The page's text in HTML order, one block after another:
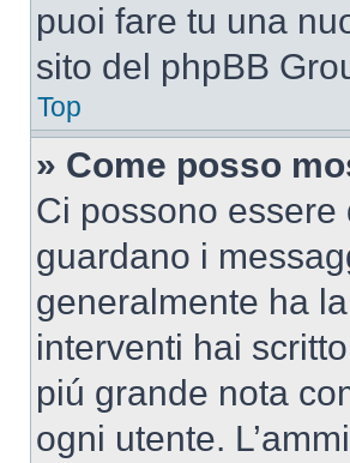
puoi fare tu una
sito del phpBB
Top
» Come posso
Ci possono
guardano i
generalmente ha
interventi hai
piú grande nota
ogni utente.